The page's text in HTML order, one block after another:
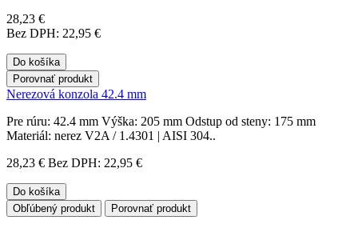
28,23 €
Bez DPH: 22,95 €
Do košíka
Porovnať produkt
Nerezová konzola 42.4 mm
Pre rúru: 42.4 mm Výška: 205 mm Odstup od steny: 175 mm
Materiál: nerez V2A / 1.4301 | AISI 304..
28,23 € Bez DPH: 22,95 €
Do košíka
Obľúbený produkt
Porovnať produkt